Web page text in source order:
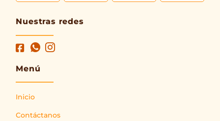
Nuestras redes
Menú
Inicio
Contáctanos